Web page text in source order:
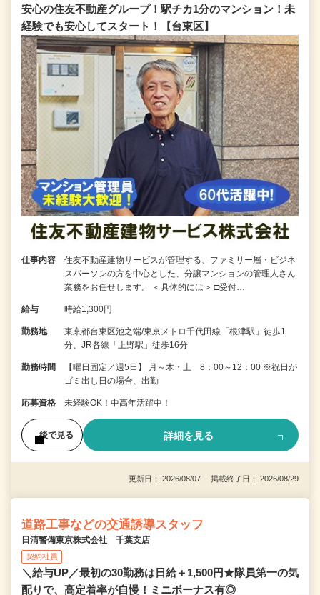
安心の住友不動産グループ！駅チカ1分のマンション！未
経験でも安心してスタート！【台東区】
仕事内容
住友不動産建物サービスが管理する、ファミリー層・ビジネ
スパーソンの方を中心とした、分譲マンションの管理人さん
業務をお任せします。 ＜具体的には＞ □受付…
給与 時給1,300円
勤務地
東京都台東区池之端/東京メトロ千代田線「根津駅」徒歩1
分、JR各線「上野駅」徒歩16分
勤務時間
【曜日固定／週5日】 月～木・土 8：00～12：00 ※祝日が
ゴミ出し日の場合、出勤
応募資格 未経験OK！中高年活躍中！
後で見る 詳細を見る
更新日： 2026/08/07 掲載終了日： 2026/08/29
道路工事などの交通誘導スタッフ
日清警備東京株式会社 千葉支店
契約社員
＼給与UP／最初の30勤務は日給＋1,500円★隊員第一の気
配りで、高定着率が自慢！ミニボーナス有◎